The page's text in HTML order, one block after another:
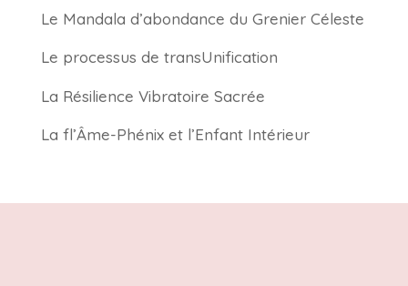
Le Mandala d’abondance du Grenier Céleste
Le processus de transUnification
La Résilience Vibratoire Sacrée
La fl’Âme-Phénix et l’Enfant Intérieur